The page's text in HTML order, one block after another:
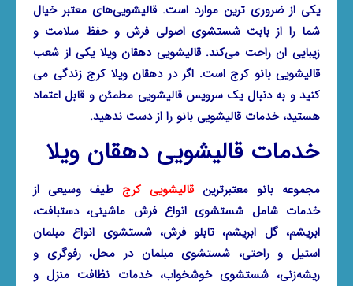
یکی از ضروری ترین موارد است. قالیشویی‌های معتبر خیال
شما را از بابت شستشوی اصولی فرش و حفظ سلامت و
زیبایی ان راحت می‌کند.قالیشویی دهقان ویلا یکی از شعب
قالیشویی بانو کرج است. اگر در دهقان ویلا کرج زندگی می
کنید و به دنبال یک سرویس قالیشویی مطمئن و قابل اعتماد
هستید، خدمات قالیشویی بانو را از دست ندهید.
خدمات قالیشویی دهقان ویلا
مجموعه بانو معتبرترین قالیشویی کرج طیف وسیعی از
خدمات شامل شستشوی انواع فرش ماشینی، دستبافت،
ابریشم، گل ابریشم، تابلو فرش، شستشوی انواع مبلمان
استیل و راحتی، شستشوی مبلمان در محل، رفوگری و
ریشه‌زنی، شستشوی خوشخواب، خدمات نظافت منزل و